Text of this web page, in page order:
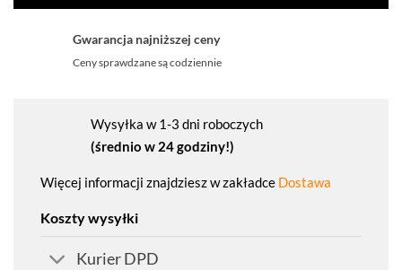
Gwarancja najniższej ceny
Ceny sprawdzane są codziennie
Wysyłka w 1-3 dni roboczych
(średnio w 24 godziny!)
Więcej informacji znajdziesz w zakładce Dostawa
Koszty wysyłki
Kurier DPD